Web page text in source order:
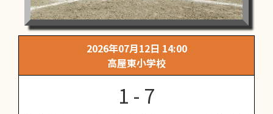
2026年07月12日 14:00
高屋東小学校
1 - 7